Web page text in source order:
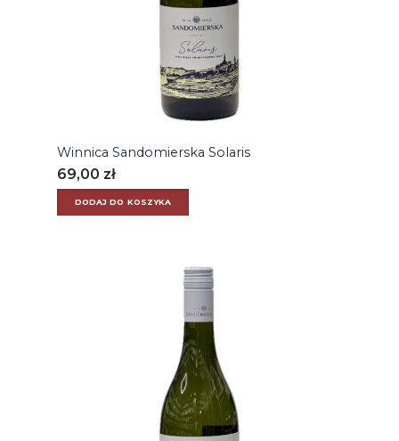
Winnica Sandomierska Solaris
69,00 zł
DODAJ DO KOSZYKA